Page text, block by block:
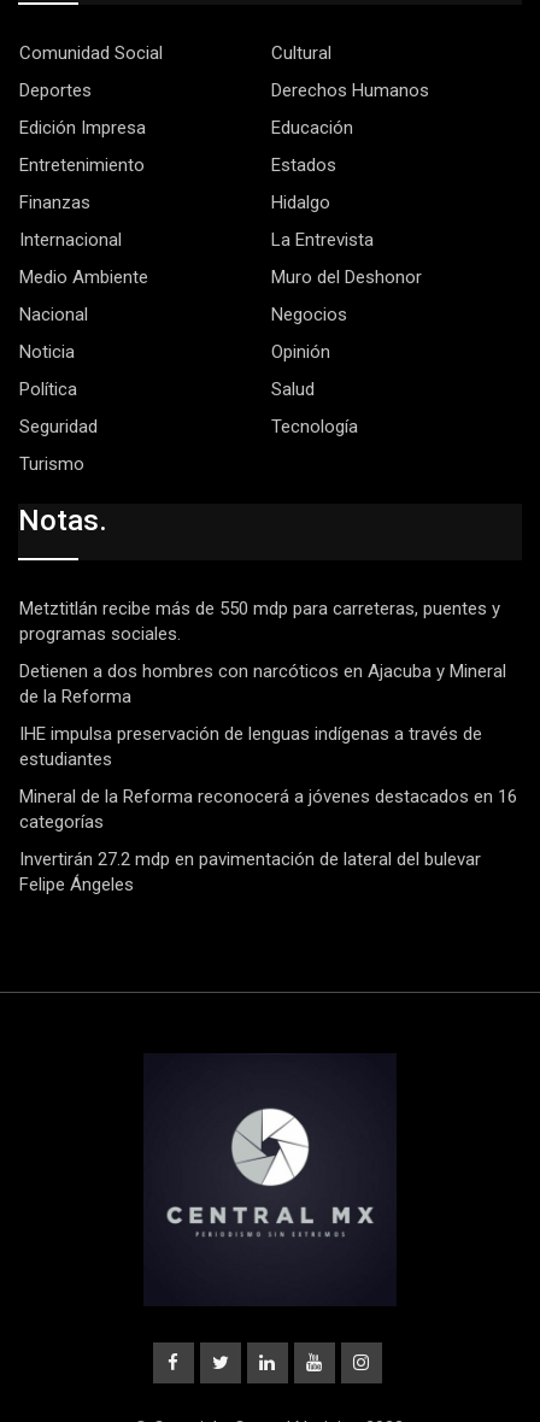
Comunidad Social
Cultural
Deportes
Derechos Humanos
Edición Impresa
Educación
Entretenimiento
Estados
Finanzas
Hidalgo
Internacional
La Entrevista
Medio Ambiente
Muro del Deshonor
Nacional
Negocios
Noticia
Opinión
Política
Salud
Seguridad
Tecnología
Turismo
Notas.
Metztitlán recibe más de 550 mdp para carreteras, puentes y
programas sociales.
Detienen a dos hombres con narcóticos en Ajacuba y Mineral
de la Reforma
IHE impulsa preservación de lenguas indígenas a través de
estudiantes
Mineral de la Reforma reconocerá a jóvenes destacados en 16
categorías
Invertirán 27.2 mdp en pavimentación de lateral del bulevar
Felipe Ángeles